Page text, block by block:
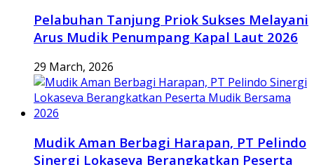
Pelabuhan Tanjung Priok Sukses Melayani
Arus Mudik Penumpang Kapal Laut 2026
29 March, 2026
Mudik Aman Berbagi Harapan, PT Pelindo
Sinergi Lokaseva Berangkatkan Peserta